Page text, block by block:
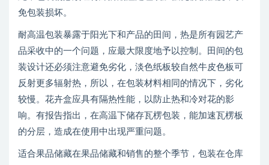
免包装损坏。
耐高温包装暴露于阳光下和产品的田间，热是所有园艺产
品采收中的一个问题，应最大限度地予以控制。田间的包
装设计还必须注意避免劣化，淡色纸板较自然牛皮色板可
反射更多辐射热，所以，在包装材料相同的情况下，劣化
较慢。花卉盒应具有隔热性能，以防止热和冷对花的影
响。有报告指出，在高温下储存瓦楞包装，能加速瓦楞板
的分层，造成在使用中出现严重问题。
适合果品储藏在果品储藏和销售的整个季节，包装在仓库